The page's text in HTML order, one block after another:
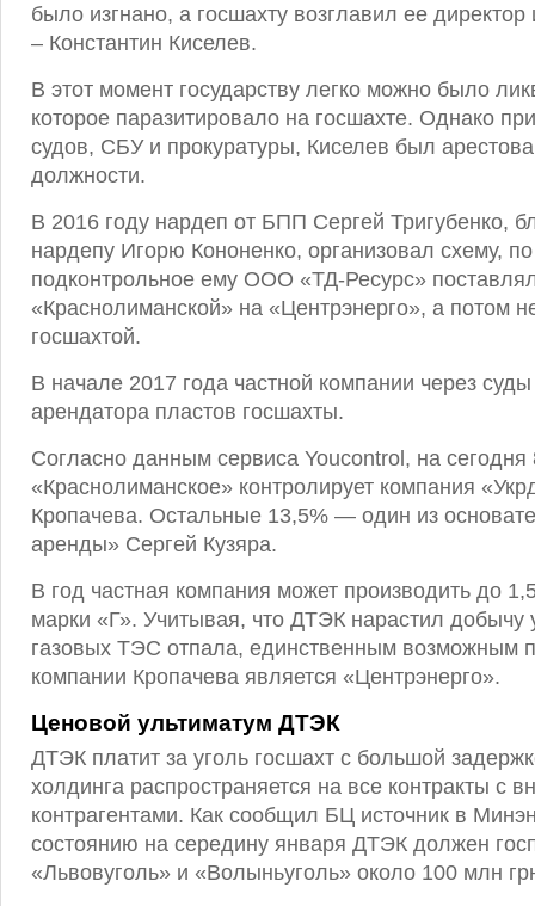
было изгнано, а госшахту возглавил ее
– Константин Киселев.
В этот момент государству легко можно было
которое паразитировало на госшахте. Однако
судов, СБУ и прокуратуры, Киселев был
должности.
В 2016 году нардеп от БПП Сергей Тригубенко,
нардепу Игорю Кононенко, организовал схему,
подконтрольное ему ООО «ТД-Ресурс»
«Краснолиманской» на «Центрэнерго», а потом
госшахтой.
В начале 2017 года частной компании через суды
арендатора пластов госшахты.
Согласно данным сервиса Youcontrol, на
«Краснолиманское» контролирует компания
Кропачева. Остальные 13,5% — один из
аренды» Сергей Кузяра.
В год частная компания может производить до
марки «Г». Учитывая, что ДТЭК нарастил добычу
газовых ТЭС отпала, единственным возможным
компании Кропачева является «Центрэнерго».
Ценовой ультиматум ДТЭК
ДТЭК платит за уголь госшахт с большой
холдинга распространяется на все контракты с
контрагентами. Как сообщил БЦ источник в
состоянию на середину января ДТЭК должен
«Львовуголь» и «Волыньуголь» около 100 млн